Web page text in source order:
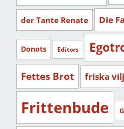
der Tante Renate Die
Donots Editors
Fettes Brot friska
Frittenbude